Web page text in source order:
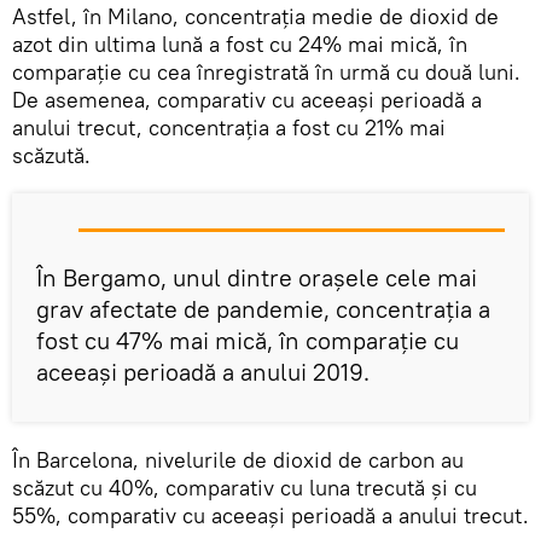
Astfel, în Milano, concentraţia medie de dioxid de
azot din ultima lună a fost cu 24% mai mică, în
comparaţie cu cea înregistrată în urmă cu două luni.
De asemenea, comparativ cu aceeaşi perioadă a
anului trecut, concentraţia a fost cu 21% mai
scăzută.
În Bergamo, unul dintre oraşele cele mai
grav afectate de pandemie, concentraţia a
fost cu 47% mai mică, în comparaţie cu
aceeaşi perioadă a anului 2019.
În Barcelona, nivelurile de dioxid de carbon au
scăzut cu 40%, comparativ cu luna trecută şi cu
55%, comparativ cu aceeaşi perioadă a anului trecut.